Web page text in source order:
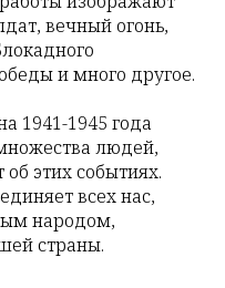
вечный огонь,
и много другое.
1941-1945 года
людей,
этих событиях.
всех нас,
народом,
страны.